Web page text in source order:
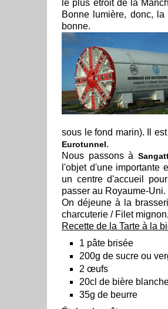
le plus étroit de la
Bonne lumière, donc, la
bonne.
sous le fond marin). Il
Eurotunnel.
Nous passons à
l'objet d'une importante
un centre d'accueil
passer au Royaume-Uni.
On déjeune à la
charcuterie / Filet
Recette de la Tarte à la
1 pâte brisée
200g de sucre ou
2 œufs
20cl de bière
35g de beurre